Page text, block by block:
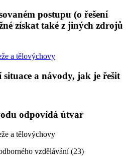
postupu (o řešení
získat také z jiných zdrojů
a tělovýchovy
a návody, jak je řešit
odpovídá útvar
a tělovýchovy
vzdělávání (23)